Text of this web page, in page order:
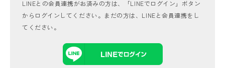
LINEとの会員連携がお済みの方は、「LINEでログイン」ボタン
からログインしてください。まだの方は、 LINEと会員連携をし
てください。